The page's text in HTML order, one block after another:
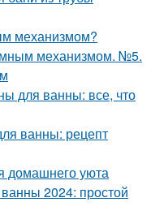
механизмом?
механизмом. №5.
для ванны: все, что
ванны: рецепт
домашнего уюта
2024: простой